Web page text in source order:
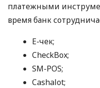
платежными
время банк
E-чек;
CheckBox;
SM-POS;
Cashalot;